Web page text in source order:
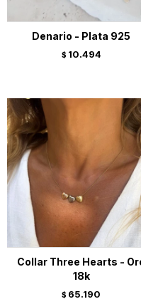
Denario - Plata 925
$ 10.494
Collar Three Hearts -
18k
$ 65.190